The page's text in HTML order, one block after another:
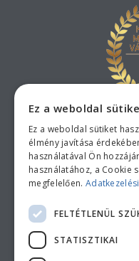
AZ ÁRAK
Ez a weboldal
Ez a weboldal sütiket
élmény javítása
használatával Ön
használatához, a Cookie
megfelelően.
FELTÉTLENÜL
STATISZTIKAI